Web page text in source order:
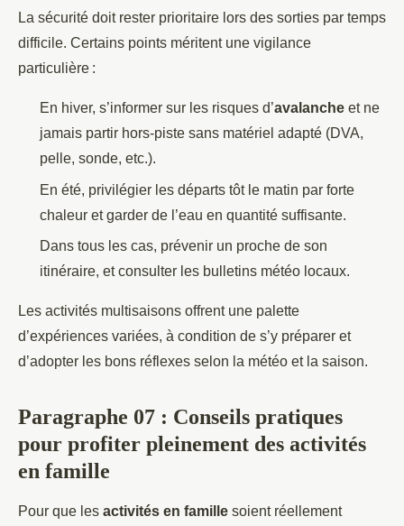
La sécurité doit rester prioritaire lors des sorties par temps
difficile. Certains points méritent une vigilance
particulière :
En hiver, s’informer sur les risques d’avalanche et ne
jamais partir hors-piste sans matériel adapté (DVA,
pelle, sonde, etc.).
En été, privilégier les départs tôt le matin par forte
chaleur et garder de l’eau en quantité suffisante.
Dans tous les cas, prévenir un proche de son
itinéraire, et consulter les bulletins météo locaux.
Les activités multisaisons offrent une palette
d’expériences variées, à condition de s’y préparer et
d’adopter les bons réflexes selon la météo et la saison.
Paragraphe 07 : Conseils pratiques
pour profiter pleinement des activités
en famille
Pour que les activités en famille soient réellement